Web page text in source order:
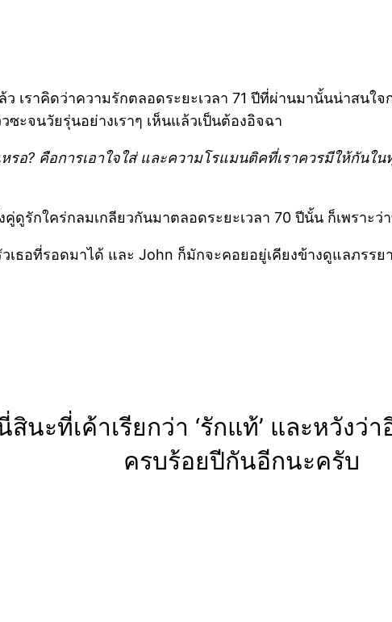
เราคิดว่าความรักตลอดระยะเวลา 71 ปีที่ผ่านมานั้นน่าสนใจ
ะจนวัยรุ่นอย่างเราๆ เห็นแล้วเป็นต้องอิจฉา
รอ? คือการเอาใจใส่ และความโรแมนติคที่เราควรมีให้กันใน
คู่ดูรักใคร่กลมเกลียวกันมาตลอดระยะเวลา 70 ปีนั้น ก็เพราะ
เธอที่รอดมาได้ และ John ก็มักจะคอยอยู่เคียงข้างดูแลภรร
นะที่เค้าเรียกว่า ‘รักแท้’ และหวัง
ครบร้อยปีกันอีกนะครับ